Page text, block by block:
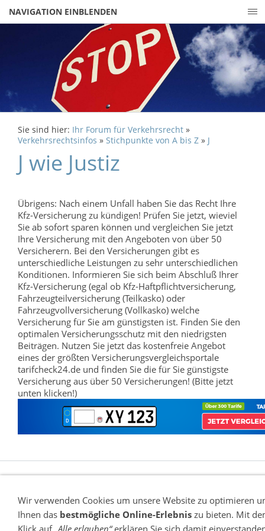
NAVIGATION EINBLENDEN
Sie sind hier: Ihr Forum für Verkehrsrecht »
Verkehrsrechtsinfos » Stichpunkte von A bis Z » J
J wie Justiz
Übrigens: Nach einem Unfall haben Sie das Recht Ihre
Kfz-Versicherung zu kündigen! Prüfen Sie jetzt, wieviel
Sie ab sofort sparen können und vergleichen Sie jetzt
Ihre Versicherung mit den Angeboten von über 50
Versicherern. Bei den Versicherungen gibt es
unterschiedliche Leistungen zu sehr unterschiedlichen
Konditionen. Informieren Sie sich beim Abschluß Ihrer
Kfz-Versicherung (egal ob Kfz-Haftpflichtversicherung,
Fahrzeugteilversicherung (Teilkasko) oder
Fahrzeugvollversicherung (Vollkasko) welche
Versicherung für Sie am günstigsten ist. Finden Sie den
optimalen Versicherungsschutz mit den niedrigsten
Beiträgen. Nutzen Sie jetzt das kostenfreie Angebot
eines der größten Versicherungsvergleichsportale
tarifcheck24.de und finden Sie die für Sie günstigste
Versicherung aus über 50 Versicherungen! (Bitte jetzt
unten klicken!)
Impressum
Wir verwenden Cookies um unsere Website zu optimieren
Ihnen das bestmögliche Online-Erlebnis zu bieten. Mit
Klick auf „Alle erlauben“erklären Sie sich damit